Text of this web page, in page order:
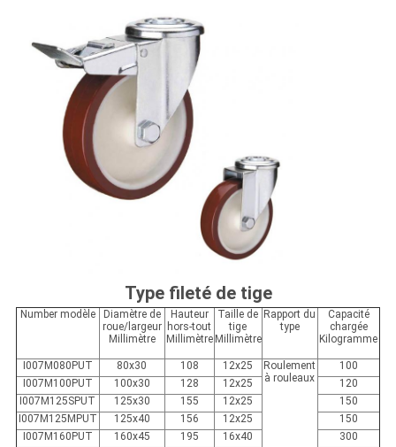
Type fileté de tige
Number modèle
Diamètre de
roue/largeur
Millimètre
Hauteur
hors-tout
Millimètre
Taille de
tige
Millimètre
Rapport du
type
Capacité
chargée
Kilogramme
I007M080PUT 80x30 108 12x25
Roulement
à rouleaux
100
I007M100PUT
100x30 128 12x25
120
I007M125SPUT
125x30 155 12x25
150
I007M125MPUT
125x40 156 12x25
150
I007M160PUT
160x45 195 16x40
300